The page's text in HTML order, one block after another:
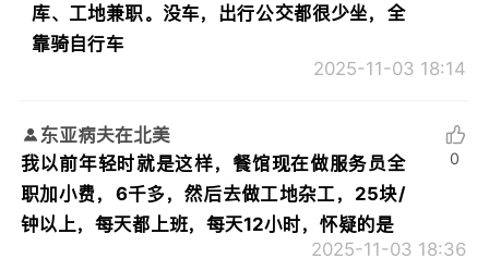
库、工地兼职。没车，出行公交都很少坐，全
靠骑自行车
2025-11-03 18:14
东亚病夫在北美
我以前年轻时就是这样，餐馆现在做服务员全
职加小费，6千多，然后去做工地杂工，25块/
钟以上，每天都上班，每天12小时，怀疑的是
2025-11-03 18:36
0